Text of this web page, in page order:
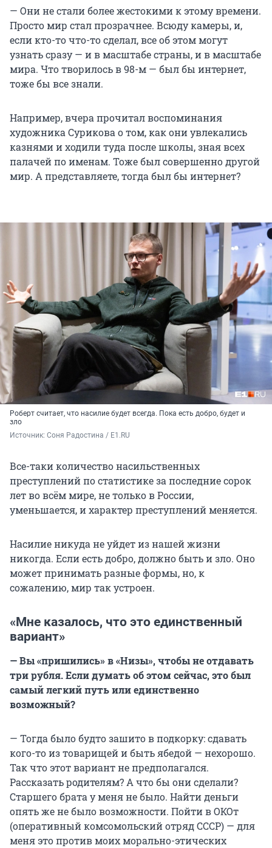
— Они не стали более жестокими к этому времени.
Просто мир стал прозрачнее. Всюду камеры, и,
если кто-то что-то сделал, все об этом могут
узнать сразу — и в масштабе страны, и в масштабе
мира. Что творилось в 98-м — был бы интернет,
тоже бы все знали.
Например, вчера прочитал воспоминания
художника Сурикова о том, как они увлекались
казнями и ходили туда после школы, зная всех
палачей по именам. Тоже был совершенно другой
мир. А представляете, тогда был бы интернет?
Роберт считает, что насилие будет всегда. Пока есть добро, будет и
зло
Источник: Соня Радостина / E1.RU
Все-таки количество насильственных
преступлений по статистике за последние сорок
лет во всём мире, не только в России,
уменьшается, и характер преступлений меняется.
Насилие никуда не уйдет из нашей жизни
никогда. Если есть добро, должно быть и зло. Оно
может принимать разные формы, но, к
сожалению, мир так устроен.
«Мне казалось, что это единственный
вариант»
— Вы «пришились» в «Низы», чтобы не отдавать
три рубля. Если думать об этом сейчас, это был
самый легкий путь или единственно
возможный?
— Тогда было будто зашито в подкорку: сдавать
кого-то из товарищей и быть ябедой — нехорошо.
Так что этот вариант не предполагался.
Рассказать родителям? А что бы они сделали?
Старшего брата у меня не было. Найти деньги
опять же не было возможности. Пойти в ОКОт
(оперативный комсомольский отряд СССР) — для
меня это против моих морально-этических